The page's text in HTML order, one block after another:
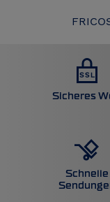
Sicheres
Schnelle